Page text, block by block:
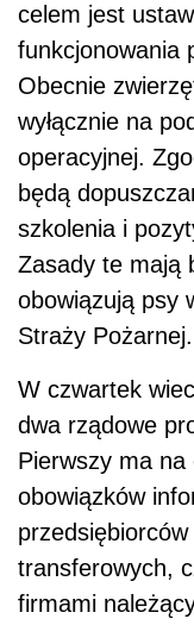
celem jest
funkcjonowania
Obecnie
wyłącznie na
operacyjnej.
będą
szkolenia i
Zasady te mają
obowiązują psy
Straży Pożarnej.
W czwartek
dwa rządowe
Pierwszy ma
obowiązków
transferowych,
firmami